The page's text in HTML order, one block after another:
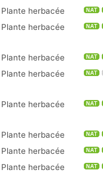
Plante herbacée
Plante herbacée
Plante herbacée
Plante herbacée
Plante herbacée
Plante herbacée
Plante herbacée
Plante herbacée